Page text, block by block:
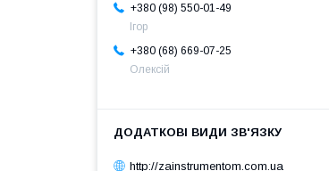
+380 (98) 550-01-49
Ігор
+380 (68) 669-07-25
Олексій
http://zainstrumentom.com.ua